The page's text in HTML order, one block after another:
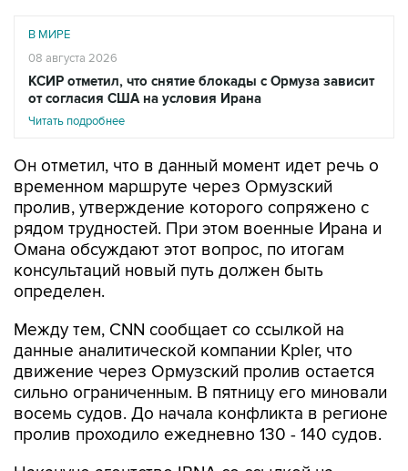
В МИРЕ
08 августа 2026
КСИР отметил, что снятие блокады с Ормуза зависит
от согласия США на условия Ирана
Читать подробнее
Он отметил, что в данный момент идет речь о
временном маршруте через Ормузский
пролив, утверждение которого сопряжено с
рядом трудностей. При этом военные Ирана и
Омана обсуждают этот вопрос, по итогам
консультаций новый путь должен быть
определен.
Между тем, CNN сообщает со ссылкой на
данные аналитической компании Kpler, что
движение через Ормузский пролив остается
сильно ограниченным. В пятницу его миновали
восемь судов. До начала конфликта в регионе
пролив проходило ежедневно 130 - 140 судов.